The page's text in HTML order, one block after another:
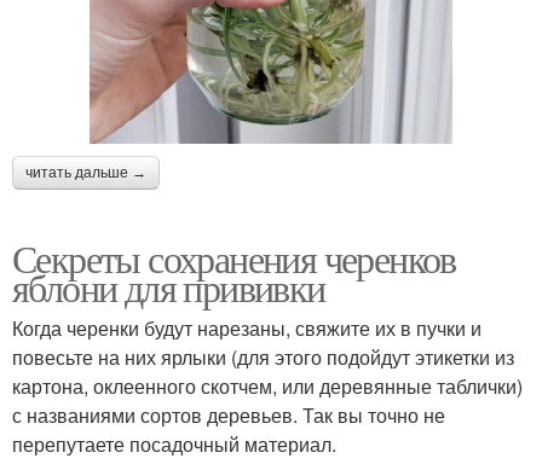
читать дальше →
Секреты сохранения черенков
яблони для прививки
Когда черенки будут нарезаны, свяжите их в пучки и
повесьте на них ярлыки (для этого подойдут этикетки из
картона, оклеенного скотчем, или деревянные таблички)
с названиями сортов деревьев. Так вы точно не
перепутаете посадочный материал.